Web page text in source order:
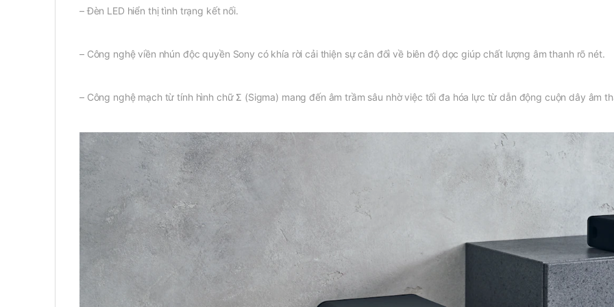
– Đèn LED hiển thị tình trạng kết nối.
– Công nghệ viền nhún độc quyền Sony có khía rời cải thiện sự cân đối về biên độ dọc giúp chất lượng âm thanh rõ nét.
– Công nghệ mạch từ tính hình chữ Σ (Sigma) mang đến âm trầm sâu nhờ việc tối đa hóa lực từ dẫn động cuộn dây âm